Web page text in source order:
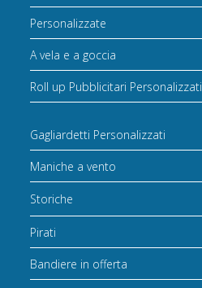
Personalizzate
A vela e a goccia
Roll up Pubblicitari Personalizzati
Gagliardetti Personalizzati
Maniche a vento
Storiche
Pirati
Bandiere in offerta